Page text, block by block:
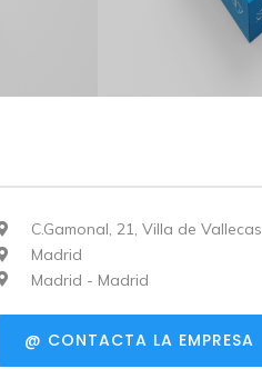
C.Gamonal, 21, Villa de Vallecas
Madrid
Madrid - Madrid
@ CONTACTA LA EMPRESA